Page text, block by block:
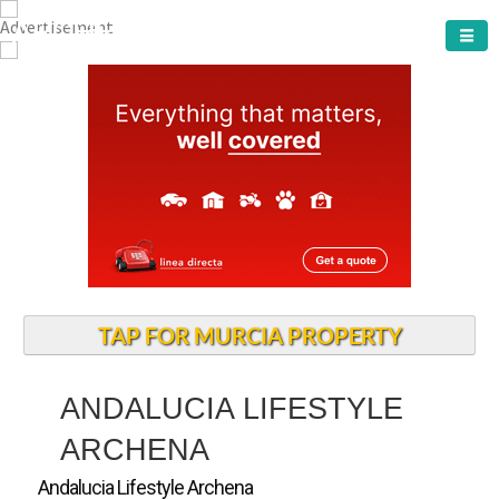
ARCHENA TOWN
TAP FOR MURCIA PROPERTY
ANDALUCIA LIFESTYLE
ARCHENA
Andalucia Lifestyle Archena